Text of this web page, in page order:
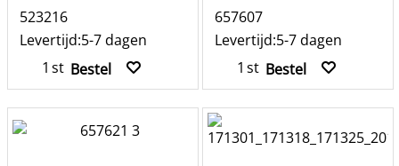
523216
Levertijd:5-7 dagen
st Bestel
657607
Levertijd:5-7 dagen
st Bestel